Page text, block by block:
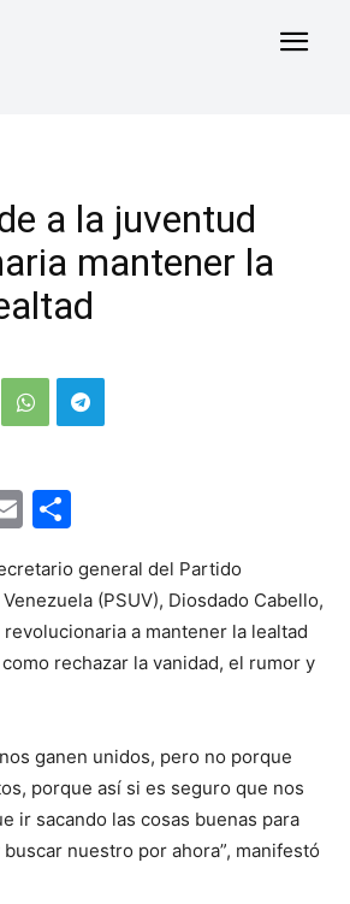
a la juventud
mantener la
Email
general del Partido
(PSUV), Diosdado Cabello,
a mantener la lealtad
rechazar la vanidad, el rumor y
ganen unidos, pero no porque
porque así si es seguro que nos
ir sacando las cosas buenas para
nuestro por ahora”, manifestó